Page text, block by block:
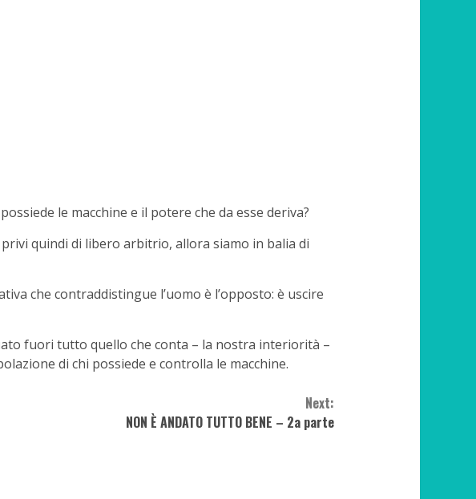
le macchine e il potere che da esse deriva?
privi quindi di libero arbitrio, allora siamo in balia di
che contraddistingue l’uomo è l’opposto: è uscire
fuori tutto quello che conta – la nostra interiorità –
di chi possiede e controlla le macchine.
Next:
NON È ANDATO TUTTO BENE – 2a parte